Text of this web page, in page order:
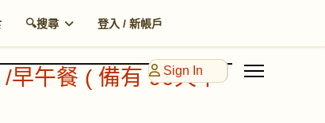
🔍搜尋 登入 / 新帳戶
Sign In
/早午餐 ( 備有 90天早